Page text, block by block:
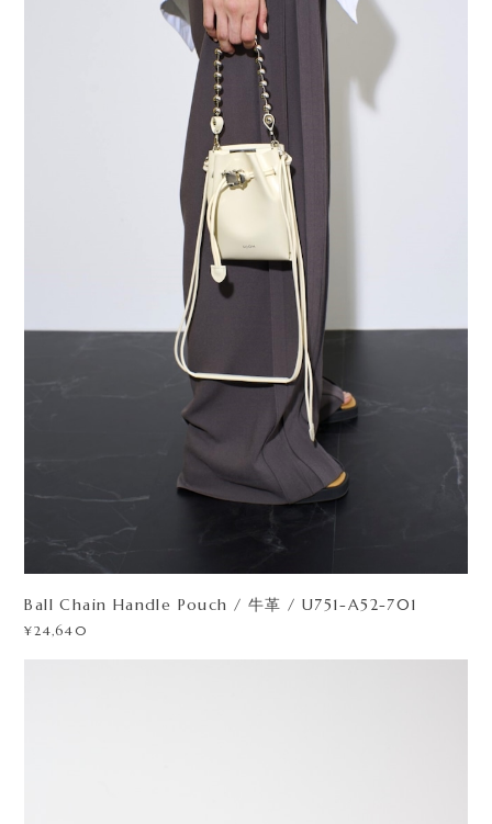
Ball Chain Handle Pouch / 牛革 / U751-A52-701
¥24,640